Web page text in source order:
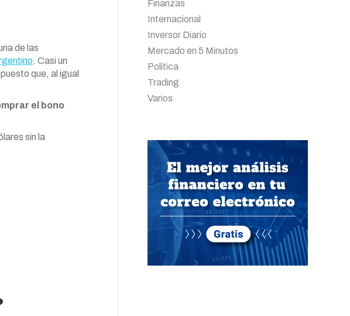
de las
. Casi un
puesto que, al igual
el bono
sin la
Finanzas
Internacional
Inversor Diario
Mercado en 5 Minutos
Política
Trading
Varios